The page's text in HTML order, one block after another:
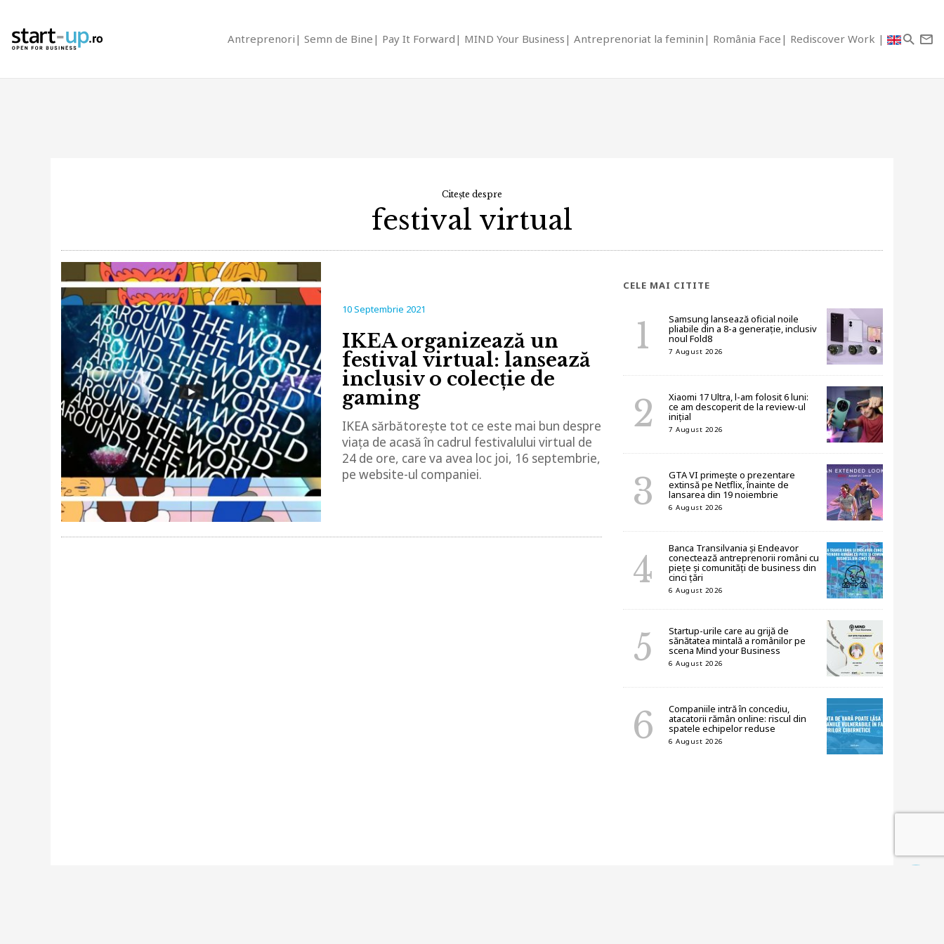
Antreprenori Semn de Bine Pay It Forward MIND Your Business Antreprenoriat la feminin România Face Rediscover Work
Citește despre
festival virtual
10 Septembrie 2021
IKEA organizează un
festival virtual: lansează
inclusiv o colecție de
gaming
IKEA sărbătorește tot ce este mai bun despre
viața de acasă în cadrul festivalului virtual de
24 de ore, care va avea loc joi, 16 septembrie,
pe website-ul companiei.
CELE MAI CITITE
Samsung lansează oficial noile
pliabile din a 8-a generație, inclusiv
noul Fold8
7 August 2026
Xiaomi 17 Ultra, l-am folosit 6 luni:
ce am descoperit de la review-ul
inițial
7 August 2026
GTA VI primește o prezentare
extinsă pe Netflix, înainte de
lansarea din 19 noiembrie
6 August 2026
Banca Transilvania și Endeavor
conectează antreprenorii români cu
piețe și comunități de business din
cinci țări
6 August 2026
Startup-urile care au grijă de
sănătatea mintală a românilor pe
scena Mind your Business
6 August 2026
Companiile intră în concediu,
atacatorii rămân online: riscul din
spatele echipelor reduse
6 August 2026